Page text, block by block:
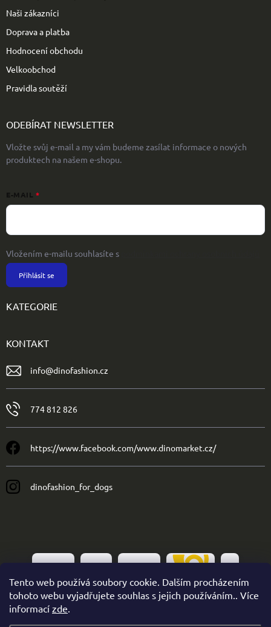
Tento web používá soubory cookie. Dalším procházením
tohoto webu vyjadřujete souhlas s jejich používáním.. Více
informací zde.
Naši zákazníci
Doprava a platba
Hodnocení obchodu
Velkoobchod
Pravidla soutěží
ODEBÍRAT NEWSLETTER
Vložte svůj e-mail a my vám budeme zasílat informace o nových
produktech na našem e-shopu.
E-MAIL
Vložením e-mailu souhlasíte s
Přihlásit se
KATEGORIE
KONTAKT
info@dinofashion.cz
774 812 826
https://www.facebook.com/www.dinomarket.cz/
dinofashion_for_dogs